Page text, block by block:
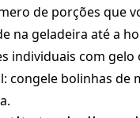
de porções que
na geladeira até a
individuais com
bolinhas de